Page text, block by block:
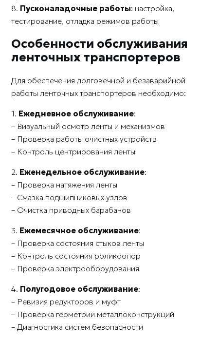
8. Пусконаладочные работы: настройка,
тестирование, отладка режимов работы
Особенности обслуживания
ленточных транспортеров
Для обеспечения долговечной и безаварийной
работы ленточных транспортеров необходимо:
1. Ежедневное обслуживание:
– Визуальный осмотр ленты и механизмов
– Проверка работы очистных устройств
– Контроль центрирования ленты
2. Еженедельное обслуживание:
– Проверка натяжения ленты
– Смазка подшипниковых узлов
– Очистка приводных барабанов
3. Ежемесячное обслуживание:
– Проверка состояния стыков ленты
– Контроль состояния роликоопор
– Проверка электрооборудования
4. Полугодовое обслуживание:
– Ревизия редукторов и муфт
– Проверка геометрии металлоконструкций
– Диагностика систем безопасности